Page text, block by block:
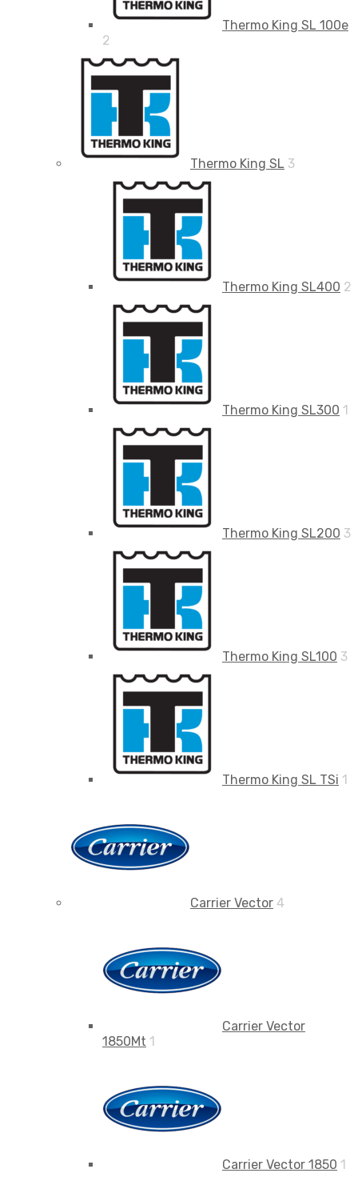
Thermo King SL 100e
2
Thermo King SL 3
Thermo King SL400 2
Thermo King SL300 1
Thermo King SL200 3
Thermo King SL100 3
Thermo King SL TSi 1
Carrier Vector 4
Carrier Vector
1850Mt 1
Carrier Vector 1850 1